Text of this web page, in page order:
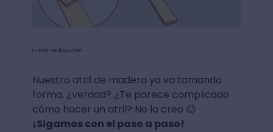
Fuente: Wikihow.com
Nuestro atril de madera ya va tomando
forma, ¿verdad? ¿Te parece complicado
cómo hacer un atril? No lo creo 😉
¡Sigamos con el paso a paso!